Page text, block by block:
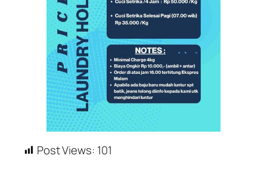
Post Views: 101